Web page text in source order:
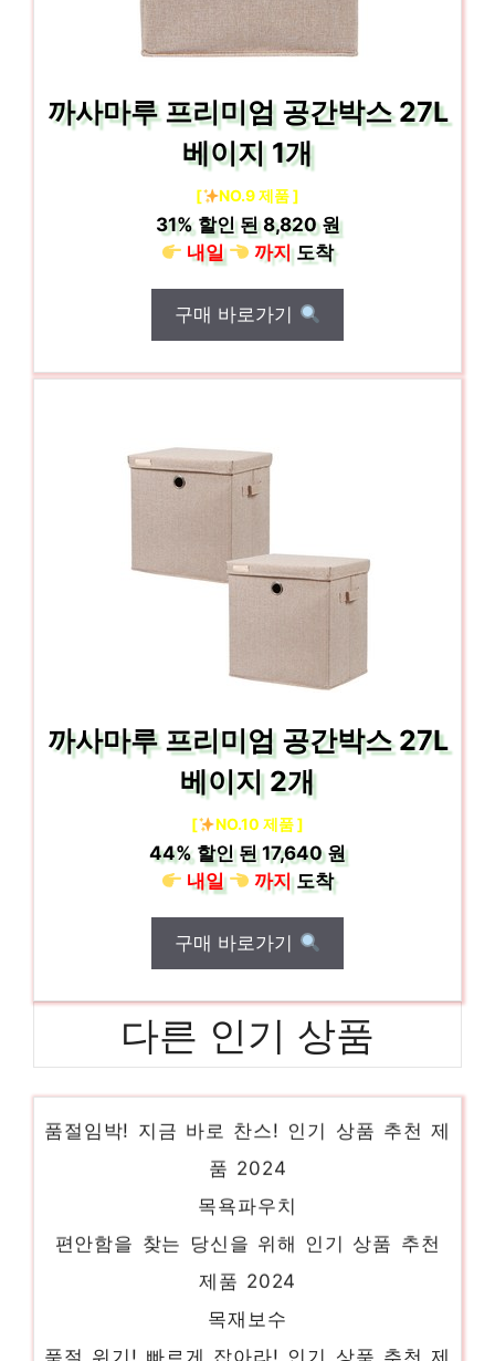
까사마루 프리미엄 공간박스 27L
베이지 1개
[ NO.9 제품 ]
31%할인 된8,820 원
내일
까지도착
구매 바로가기
까사마루 프리미엄 공간박스 27L
베이지 2개
[ NO.10 제품 ]
44%할인 된17,640 원
내일
까지도착
구매 바로가기
다른 인기 상품
얼굴 제모